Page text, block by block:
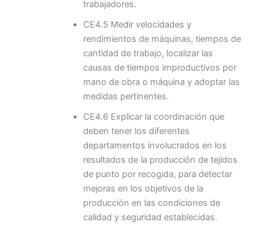
trabajadores.
CE4.5 Medir velocidades y
rendimientos de máquinas, tiempos de
cantidad de trabajo, localizar las
causas de tiempos improductivos por
mano de obra o máquina y adoptar las
medidas pertinentes.
CE4.6 Explicar la coordinación que
deben tener los diferentes
departamentos involucrados en los
resultados de la producción de tejidos
de punto por recogida, para detectar
mejoras en los objetivos de la
producción en las condiciones de
calidad y seguridad establecidas.